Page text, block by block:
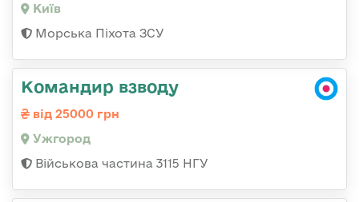
Київ
Морська Піхота ЗСУ
Командир взводу
від 25000 грн
Ужгород
Військова частина 3115 НГУ